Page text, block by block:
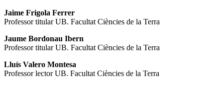
Jaime Frigola Ferrer
Professor titular UB. Facultat Ciències de la Terra
Jaume Bordonau Ibern
Professor titular UB. Facultat Ciències de la Terra
Lluís Valero Montesa
Professor lector UB. Facultat Ciències de la Terra